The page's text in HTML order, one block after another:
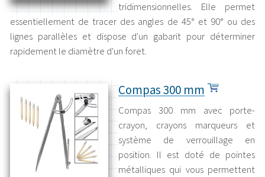
tridimensionnelles. Elle permet
essentiellement de tracer des angles de 45° et 90° ou des
lignes parallèles et dispose d'un gabarit pour déterminer
rapidement le diamètre d'un foret.
Compas 300 mm
Compas 300 mm avec porte-
crayon, crayons marqueurs et
système de verrouillage en
position. Il est doté de pointes
métalliques qui vous permettent